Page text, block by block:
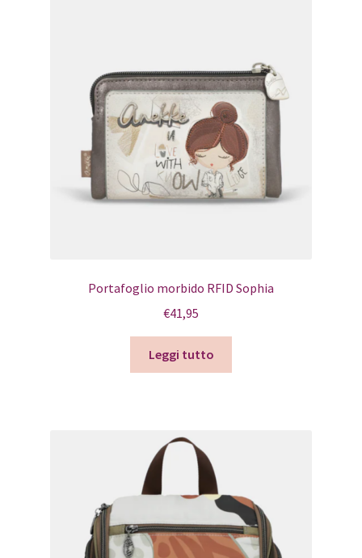
Portafoglio morbido RFID Sophia
€41,95
Leggi tutto